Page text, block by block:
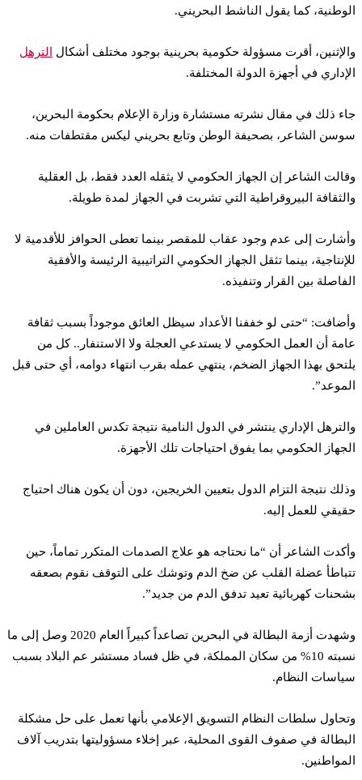
الوطنية، كما يقول الناشط البحريني.
والإثنين، أقرت مسؤولة حكومية بحرينية بوجود مختلف أشكال الترهل
الإداري في أجهزة الدولة المختلفة.
جاء ذلك في مقال نشرته مستشارة وزارة الإعلام بحكومة البحرين،
سوسن الشاعر، بصحيفة الوطن وتابع بحريني ليكس مقتطفات منه.
وقالت الشاعر إن الجهاز الحكومي لا يثقله العدد فقط، بل العقلية
والثقافة البيروقراطية التي تشربت في الجهاز لمدة طويلة.
وأشارت إلى عدم وجود عقاب للمقصر بينما تعطى الحوافز للأقدمية لا
للإنتاجية، بينما تثقل الجهاز الحكومي التراتيبية الرئيسة والأفقية
الفاصلة بين القرار وتنفيذه.
وأضافت: “حتى لو خففنا الأعداد سيظل العائق موجوداً بسبب ثقافة
عامة أن العمل الحكومي لا يستدعي العجلة ولا الاستنفار.. كل من
يلتحق بهذا الجهاز الضخم، ينتهي عمله بقرب انتهاء دوامه، أي حتى قبل
الموعد”.
والترهل الإداري ينتشر في الدول النامية نتيجة تكدس العاملين في
الجهاز الحكومي بما يفوق احتياجات تلك الأجهزة.
وذلك نتيجة التزام الدول بتعيين الخريجين، دون أن يكون هناك احتياج
حقيقي للعمل إليه.
وأكدت الشاعر أن “ما نحتاجه هو علاج الصدمات المتكرر تماماً، حين
تتباطأ عضلة القلب عن ضخ الدم وتوشك على التوقف نقوم بصعقه
بشحنات كهربائية تعيد تدفق الدم من جديد”.
وشهدت أزمة البطالة في البحرين تصاعداً كبيراً العام 2020 وصل إلى ما
نسبته 10% من سكان المملكة، في ظل فساد مستشر عم البلاد بسبب
سياسات النظام.
وتحاول سلطات النظام التسويق الإعلامي بأنها تعمل على حل مشكلة
البطالة في صفوف القوى المحلية، عبر إخلاء مسؤوليتها بتدريب آلاف
المواطنين.